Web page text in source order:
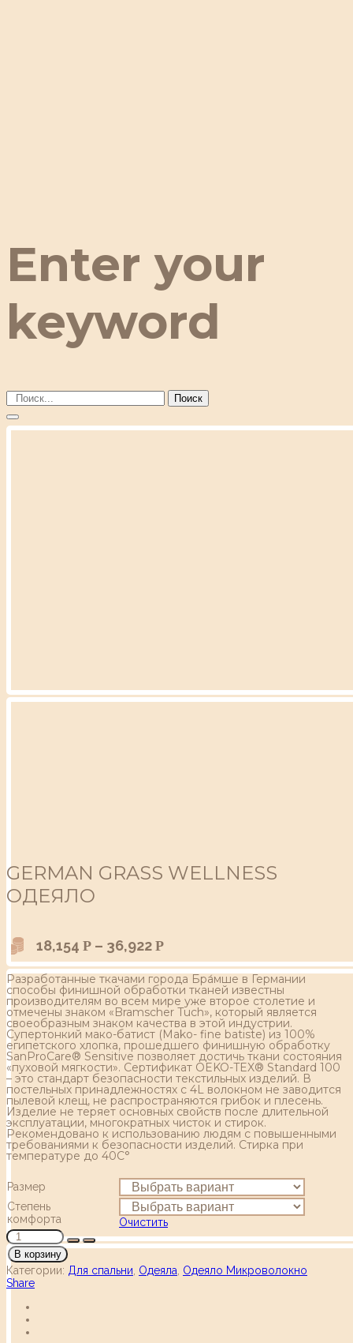
Enter your
keyword
Поиск
GERMAN GRASS WELLNESS
ОДЕЯЛО
18,154 Р – 36,922 Р
Разработанные ткачами города Бра́мше в Германии
способы финишной обработки тканей известны
производителям во всем мире уже второе столетие и
отмечены знаком «Bramscher Tuch», который является
своеобразным знаком качества в этой индустрии.
Супертонкий мако-батист (Mako- fine batiste) из 100%
египетского хлопка, прошедшего финишную обработку
SanProCare® Sensitive позволяет достичь ткани состояния
«пуховой мягкости». Сертификат OEKO-TEX® Standard 100
– это стандарт безопасности текстильных изделий. В
постельных принадлежностях с 4L волокном не заводится
пылевой клещ, не распространяются грибок и плесень.
Изделие не теряет основных свойств после длительной
эксплуатации, многократных чисток и стирок.
Рекомендовано к использованию людям с повышенными
требованиями к безопасности изделий. Стирка при
температуре до 40С°
Размер
Степень
комфорта
Очистить
В корзину
Категории: Для спальни Одеяла Одеяло Микроволокно
Share